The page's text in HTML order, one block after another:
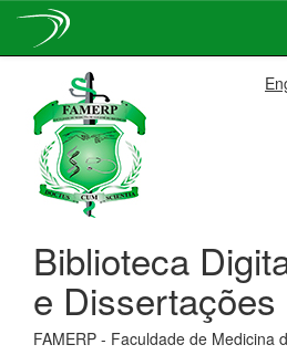
navigation
Biblioteca
e Dissertações
FAMERP - Faculdade de Medicina